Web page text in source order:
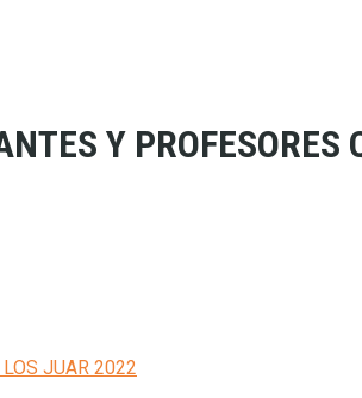
Y PROFESORES